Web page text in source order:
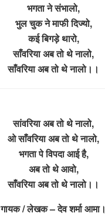
भगता ने संभालो,
भुल चुक ने माफी दिज्यो,
कई बिगड़े थारो,
साँवरिया अब तो थे नालो,
साँवरिया अब तो थे नालो।।
सांवरिया अब तो थे नालो,
ओ साँवरिया अब तो थे नालो,
भगता पे विपदा आई है,
अब तो थे आवो,
साँवरिया अब तो थे नालो।।
गायक / लेखक – देव शर्मा आमा।